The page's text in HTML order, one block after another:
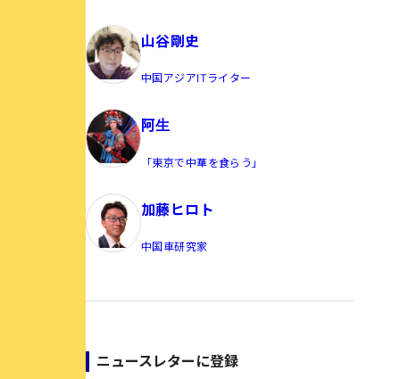
山谷剛史
中国アジアITライター
阿生
「東京で中華を食らう」
加藤ヒロト
中国車研究家
ニュースレターに登録